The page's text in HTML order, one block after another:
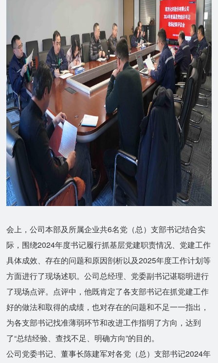
会上，公司本部及所属企业共6名党（总）支部书记结合实
际，围绕2024年度书记履行抓基层党建职责情况、党建工作
具体成效、存在的问题和原因剖析以及2025年度工作计划等
方面进行了现场述职。公司总经理、党委副书记谌聪明进行
了现场点评。点评中，他既肯定了各支部书记在抓党建工作
好的做法和取得的成绩，也对存在的问题和不足一一指出，
为各支部书记找准薄弱环节和改进工作指明了方向，达到
了“总结经验、查找不足、明确方向”的目的。
公司党委书记、董事长陈建军对各党（总）支部书记2024年